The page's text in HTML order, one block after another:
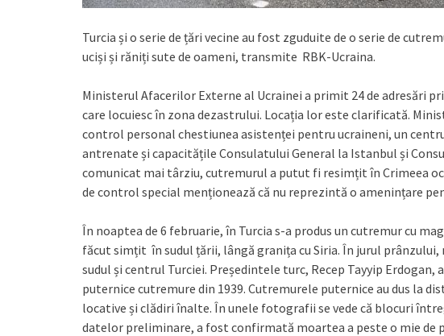
Turcia și o serie de țări vecine au fost zguduite de o serie de
uciși și răniți sute de oameni, transmite RBK-Ucraina.
Ministerul Afacerilor Externe al Ucrainei a primit 24 de adresări
care locuiesc în zona dezastrului. Locația lor este clarificată.
control personal chestiunea asistenței pentru ucraineni, un
antrenate și capacitățile Consulatului General la Istanbul și
comunicat mai târziu, cutremurul a putut fi resimțit în Crimeea
de control special menționează că nu reprezintă o amenințare
În noaptea de 6 februarie, în Turcia s-a produs un cutremur cu
făcut simțit în sudul țării, lângă granița cu Siria. În jurul
sudul și centrul Turciei. Președintele turc, Recep Tayyip Erdogan,
puternice cutremure din 1939. Cutremurele puternice au dus la
locative și clădiri înalte. În unele fotografii se vede că blocuri
datelor preliminare, a fost confirmată moartea a peste o mie de